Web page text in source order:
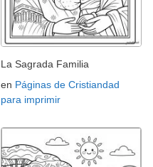
La Sagrada Familia
en Páginas de Cristiandad
para imprimir